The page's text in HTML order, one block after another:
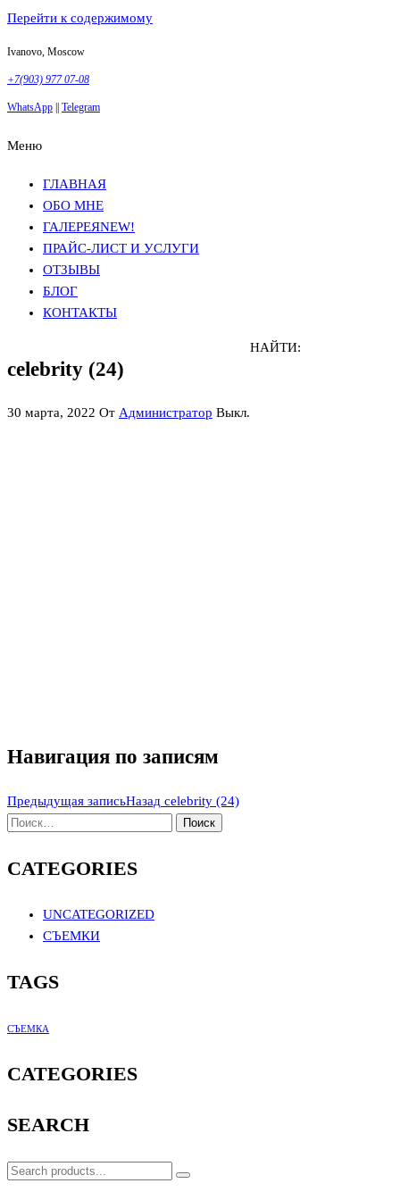
Перейти к содержимому
Ivanovo, Moscow
+7(903) 977 07-08
WhatsApp Telegram
Меню
ГЛАВНАЯ
ОБО МНЕ
ГАЛЕРЕЯNEW!
ПРАЙС-ЛИСТ И УСЛУГИ
ОТЗЫВЫ
БЛОГ
КОНТАКТЫ
celebrity (24)
30 марта, 2022 От Администратор Выкл.
Навигация по записям
Предыдущая записьНазад celebrity (24)
НАЙТИ:
CATEGORIES
UNCATEGORIZED
СЪЕМКИ
TAGS
СЪЕМКА
CATEGORIES
SEARCH